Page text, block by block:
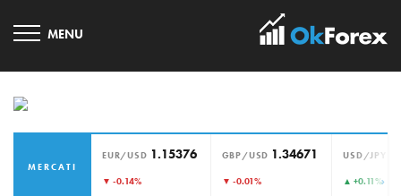
MERCATI
EUR/USD 1.15376
▼ -0.14%
GBP/USD 1.34671
▼ -0.01%
USD/JPY
▲ +0.11%›